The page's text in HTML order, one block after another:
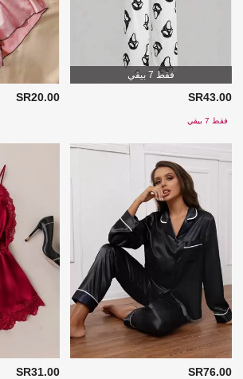
فقط 7 بيقي
SR43.00
فقط 7 بيقي
SR20.00
SR76.00
SR31.00